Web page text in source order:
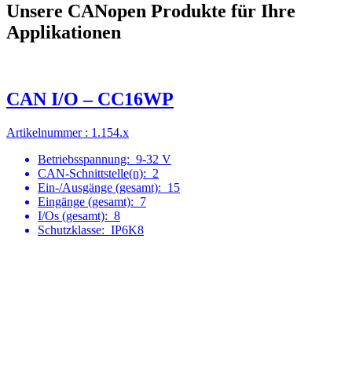
Unsere CANopen Produkte für Ihre
Applikationen
CAN I/O – CC16WP
Artikelnummer : 1.154.x
Betriebsspannung: 9-32 V
CAN-Schnittstelle(n): 2
Ein-/Ausgänge (gesamt): 15
Eingänge (gesamt): 7
I/Os (gesamt): 8
Schutzklasse: IP6K8